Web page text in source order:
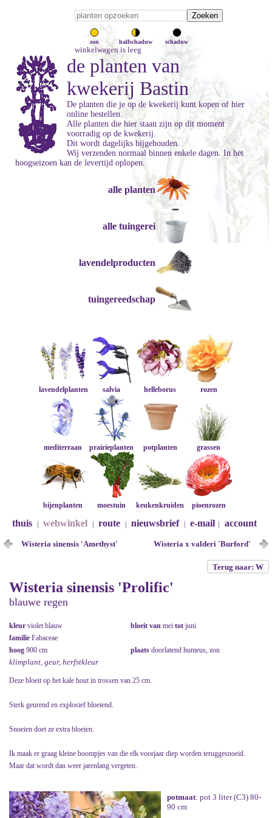
zon halfschaduw schaduw
winkelwagen is leeg
de planten van
kwekerij Bastin
De planten die je op de kwekerij kunt kopen of hier
online bestellen.
Alle planten die hier staan zijn op dit moment
voorradig op de kwekerij.
Dit wordt dagelijks bijgehouden.
Wij verzenden normaal binnen enkele dagen. In het
hoogseizoen kan de levertijd oplopen.
alle planten
alle tuingerei
lavendelproducten
tuingereedschap
lavendelplanten salvia helleborus rozen
mediterraan prairieplanten potplanten grassen
bijenplanten moestuin keukenkruiden pioenrozen
thuis webwinkel route nieuwsbrief e-mail account
Wisteria sinensis 'Amethyst' Wisteria x valderi 'Burford'
Terug naar: W
Wisteria sinensis 'Prolific'
blauwe regen
kleur violet blauw bloeit van mei tot juni
familie Fabaceae
hoog 900 cm plaats doorlatend humeus, zon
klimplant, geur, herfstkleur
Deze bloeit op het kale hout in trossen van 25 cm.
Sterk geurend en explosief bloeiend.
Snoeien doet ze extra bloeien.
Ik maak er graag kleine boompjes van die elk voorjaar diep worden teruggesnoeid.
Maar dat wordt dan weer jarenlang vergeten.
potmaat: pot 3 liter (C3) 80-
90 cm